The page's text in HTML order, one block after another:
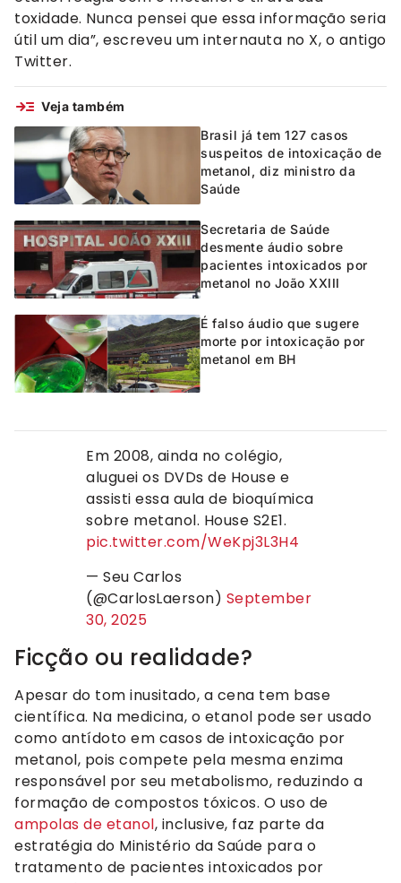
toxidade. Nunca pensei que essa informação seria
útil um dia”, escreveu um internauta no X, o antigo
Twitter.
Veja também
Brasil já tem 127 casos
suspeitos de intoxicação de
metanol, diz ministro da
Saúde
Secretaria de Saúde
desmente áudio sobre
pacientes intoxicados por
metanol no João XXIII
É falso áudio que sugere
morte por intoxicação por
metanol em BH
Em 2008, ainda no colégio,
aluguei os DVDs de House e
assisti essa aula de bioquímica
sobre metanol. House S2E1.
pic.twitter.com/WeKpj3L3H4
— Seu Carlos
(@CarlosLaerson) September
30, 2025
Ficção ou realidade?
Apesar do tom inusitado, a cena tem base
científica. Na medicina, o etanol pode ser usado
como antídoto em casos de intoxicação por
metanol, pois compete pela mesma enzima
responsável por seu metabolismo, reduzindo a
formação de compostos tóxicos. O uso de
ampolas de etanol, inclusive, faz parte da
estratégia do Ministério da Saúde para o
tratamento de pacientes intoxicados por